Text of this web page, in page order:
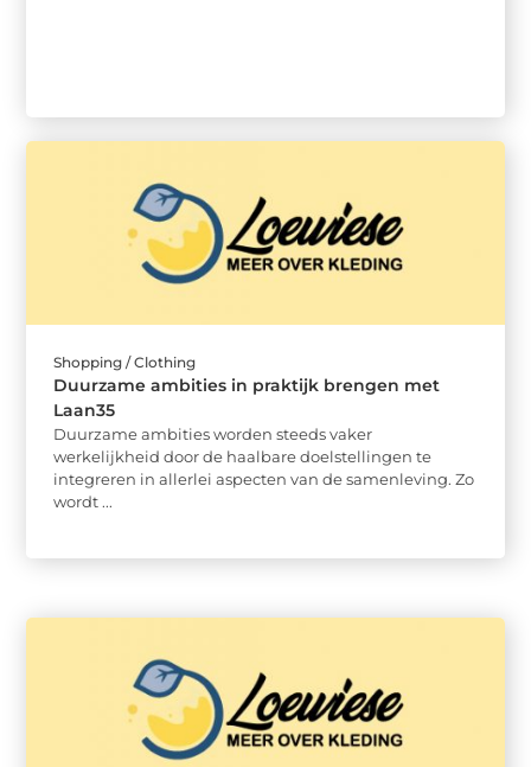
Shopping / Clothing
Duurzame ambities in praktijk brengen met
Laan35
Duurzame ambities worden steeds vaker
werkelijkheid door de haalbare doelstellingen te
integreren in allerlei aspecten van de samenleving. Zo
wordt ...